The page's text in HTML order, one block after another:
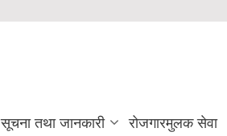
सूचना तथा जानकारी रोजगारमुलक सेवा